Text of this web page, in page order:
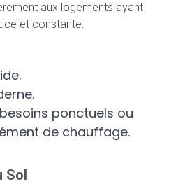
aux logements ayant
et constante.
ponctuels ou
de chauffage.
Sol